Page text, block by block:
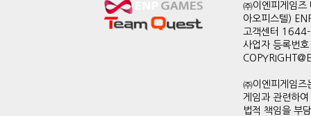
㈜이엔피게임
아오피스텔)
고객센터
사업자 등록번
㈜이엔피게임즈
게임과 관련하
법적 책임을 부